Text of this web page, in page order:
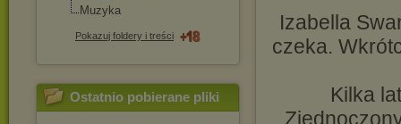
Muzyka
Pokazuj foldery i treści
Ostatnio pobierane pliki
Izabella
czeka.
Kilka